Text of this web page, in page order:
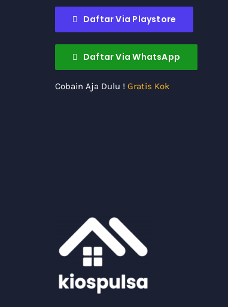
Daftar Via Playstore
Daftar Via WhatsApp
Cobain Aja Dulu ! Gratis Kok